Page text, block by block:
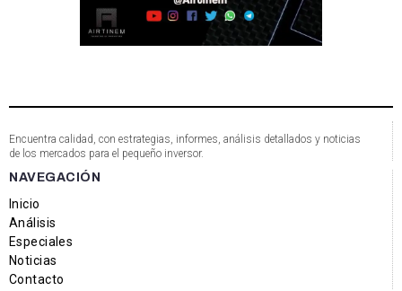
Encuentra calidad, con estrategias, informes, análisis detallados y noticias
de los mercados para el pequeño inversor.
NAVEGACIÓN
Inicio
Análisis
Especiales
Noticias
Contacto